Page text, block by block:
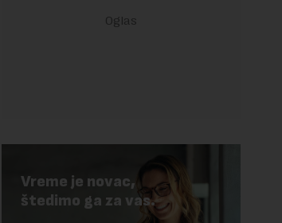
Vreme je novac,
štedimo ga za vas.